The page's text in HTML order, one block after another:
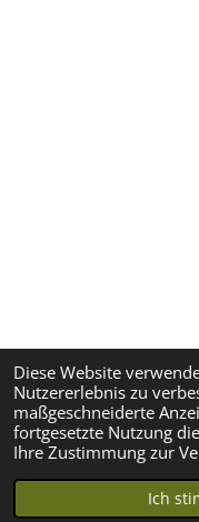
Diese Website
Nutzererlebnis zu
maßgeschneiderte
fortgesetzte Nutzung
Ihre Zustimmung zur
Ich